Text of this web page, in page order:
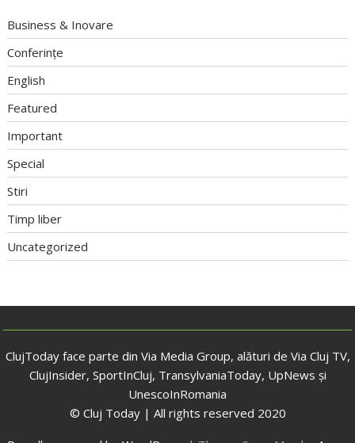
Business & Inovare
Conferințe
English
Featured
Important
Special
Stiri
Timp liber
Uncategorized
ClujToday face parte din Via Media Group, alături de Via Cluj TV,
ClujInsider, SportInCluj, TransylvaniaToday, UpNews și
UnescoInRomania
© Cluj Today | All rights reserved 2020